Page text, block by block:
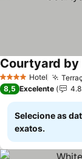
4 EstrelasHotel
Courtyard by
8,5 Excelente
Selecione as
exatos.